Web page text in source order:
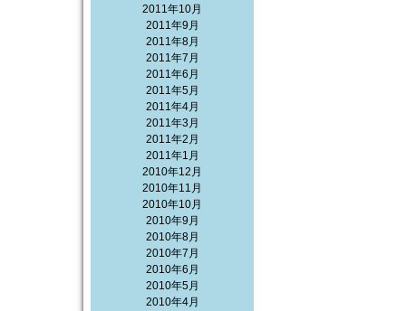
2011年10月
2011年9月
2011年8月
2011年7月
2011年6月
2011年5月
2011年4月
2011年3月
2011年2月
2011年1月
2010年12月
2010年11月
2010年10月
2010年9月
2010年8月
2010年7月
2010年6月
2010年5月
2010年4月